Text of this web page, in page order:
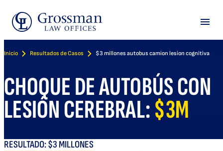
content
Menu
Inicio Resultados de Casos $3 millones autobus camion lesion cognitiva
CHOQUE DE AUTOBÚS CON
LESIÓN CEREBRAL:$3M
RESULTADO: $3 MILLONES